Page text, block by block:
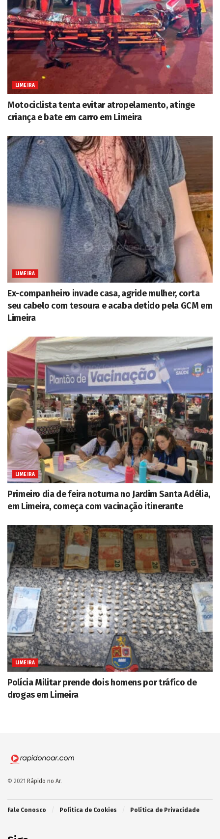
LIMEIRA
Motociclista tenta evitar atropelamento, atinge
criança e bate em carro em Limeira
LIMEIRA
Ex-companheiro invade casa, agride mulher, corta
seu cabelo com tesoura e acaba detido pela GCM em
Limeira
LIMEIRA
Primeiro dia de feira noturna no Jardim Santa Adélia,
em Limeira, começa com vacinação itinerante
LIMEIRA
Polícia Militar prende dois homens por tráfico de
drogas em Limeira
© 2021 Rápido no Ar.
Fale Conosco Política de Cookies Política de Privacidade